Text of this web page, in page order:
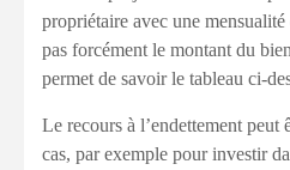
propriétaire avec une
pas forcément le montant du
permet de savoir le tableau ci-
Le recours à l’endettement peut
cas, par exemple pour investir